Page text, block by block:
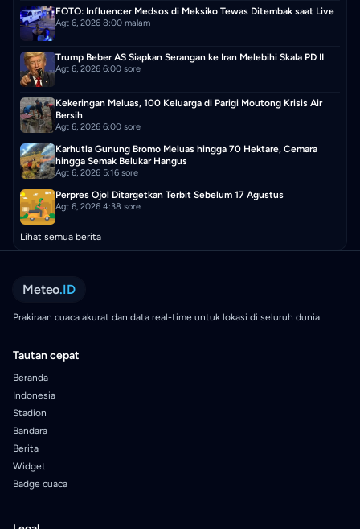
FOTO: Influencer Medsos di Meksiko Tewas Ditembak saat Live
Agt 6, 2026 8:00 malam
Trump Beber AS Siapkan Serangan ke Iran Melebihi Skala PD II
Agt 6, 2026 6:00 sore
Kekeringan Meluas, 100 Keluarga di Parigi Moutong Krisis Air
Bersih
Agt 6, 2026 6:00 sore
Karhutla Gunung Bromo Meluas hingga 70 Hektare, Cemara
hingga Semak Belukar Hangus
Agt 6, 2026 5:16 sore
Perpres Ojol Ditargetkan Terbit Sebelum 17 Agustus
Agt 6, 2026 4:38 sore
Lihat semua berita
Meteo.ID
Prakiraan cuaca akurat dan data real-time untuk lokasi di seluruh dunia.
Tautan cepat
Beranda
Indonesia
Stadion
Bandara
Berita
Widget
Badge cuaca